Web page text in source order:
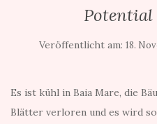
Veröffentlicht am: 18.
Es ist kühl in Baia Mare, die
Blätter verloren und es wird